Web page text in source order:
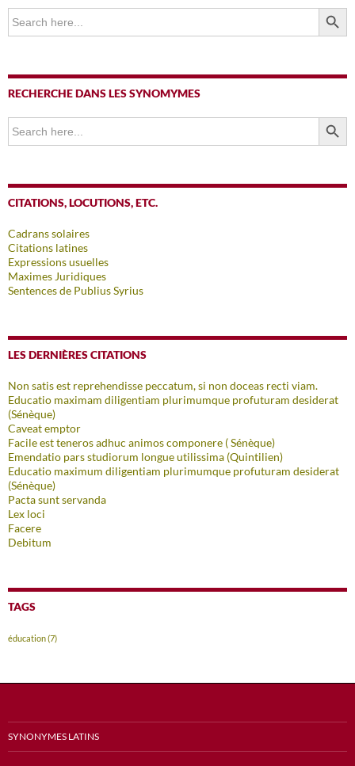
Search
for:
SEARCH
RECHERCHE DANS LES SYNOMYMES
Search
for:
SEARCH
CITATIONS, LOCUTIONS, ETC.
Cadrans solaires
Citations latines
Expressions usuelles
Maximes Juridiques
Sentences de Publius Syrius
LES DERNIÈRES CITATIONS
Non satis est reprehendisse peccatum, si non doceas recti viam.
Educatio maximam diligentiam plurimumque profuturam desiderat
(Sénèque)
Caveat emptor
Facile est teneros adhuc animos componere ( Sénèque)
Emendatio pars studiorum longue utilissima (Quintilien)
Educatio maximum diligentiam plurimumque profuturam desiderat
(Sénèque)
Pacta sunt servanda
Lex loci
Facere
Debitum
TAGS
éducation(7)
SYNONYMES LATINS